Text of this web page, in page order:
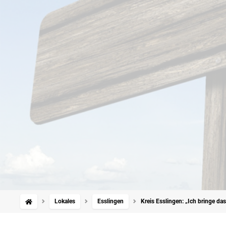
Lokales Esslingen Kreis Esslingen: „Ich bringe